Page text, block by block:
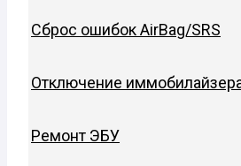
Сброс ошибок AirBag/SRS
Отключение
Ремонт ЭБУ